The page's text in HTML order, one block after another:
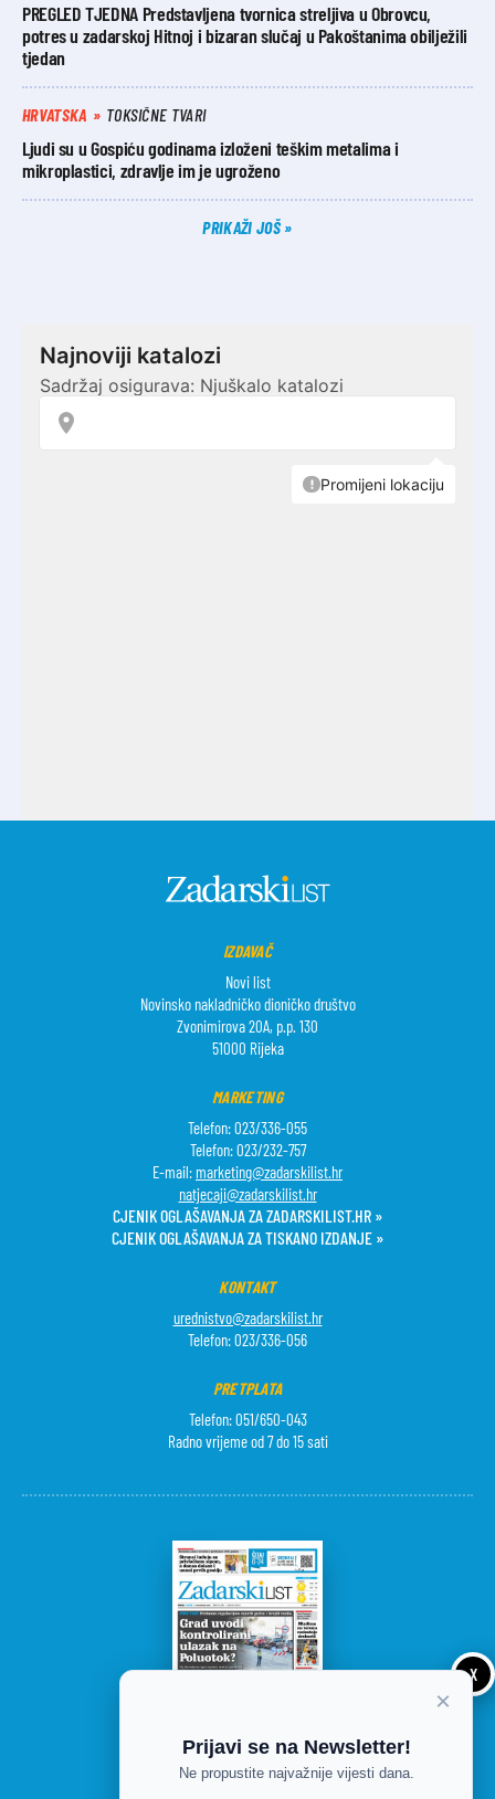
PREGLED TJEDNA Predstavljena tvornica streljiva u Obrovcu,
potres u zadarskoj Hitnoj i bizaran slučaj u Pakoštanima obilježili
tjedan
HRVATSKA TOKSIČNE TVARI
Ljudi su u Gospiću godinama izloženi teškim metalima i
mikroplastici, zdravlje im je ugroženo
PRIKAŽI JOŠ
IZDAVAČ
Novi list
Novinsko nakladničko dioničko društvo
Zvonimirova 20A, p.p. 130
51000 Rijeka
MARKETING
Telefon: 023/336-055
Telefon: 023/232-757
E-mail: marketing@zadarskilist.hr
natjecaji@zadarskilist.hr
CJENIK OGLAŠAVANJA ZA ZADARSKILIST.HR »
CJENIK OGLAŠAVANJA ZA TISKANO IZDANJE »
KONTAKT
urednistvo@zadarskilist.hr
Telefon: 023/336-056
PRETPLATA
Telefon: 051/650-043
Radno vrijeme od 7 do 15 sati
X
×
Prijavi se na Newsletter!
Ne propustite najvažnije vijesti dana.